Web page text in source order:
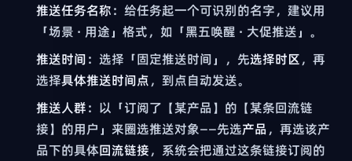
推送任务名称：给任务起一个可识别的名字，建议用
「场景 · 用途」格式，如「黑五唤醒 · 大促推送」。
推送时间：选择「固定推送时间」，先选择时区，再
选择具体推送时间点，到点自动发送。
推送人群：以「订阅了【某产品】的【某条回流链
接】的用户」来圈选推送对象——先选产品 ，再选该产
品下的具体回流链接，系统会把通过这条链接订阅的